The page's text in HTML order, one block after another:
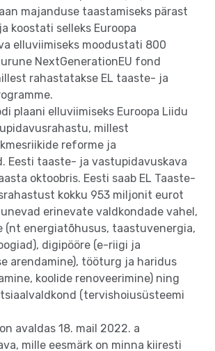
majanduse taastamiseks pärast
koostati selleks Euroopa
elluviimiseks moodustati 800
NextGenerationEU fond
rahastatakse EL taaste- ja
plaani elluviimiseks Euroopa Liidu
millest
reforme ja
Eesti taaste- ja vastupidavuskava
oktoobris. Eesti saab EL Taaste-
kokku 953 miljonit eurot
erinevate valdkondade vahel,
(nt energiatõhusus, taastuvenergia,
digipööre (e-riigi ja
arendamine), tööturg ja haridus
koolide renoveerimine) ning
(tervishoiusüsteemi
avaldas 18. mail 2022. a
mille eesmärk on minna kiiresti